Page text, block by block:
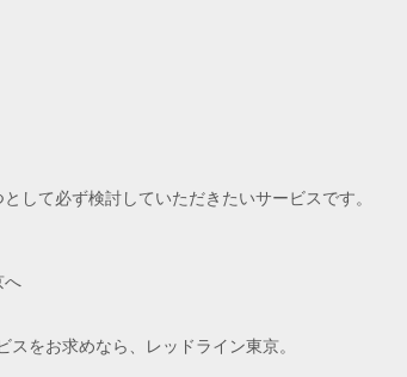
して必ず検討していただきたいサービスです。
へ
をお求めなら、レッドライン東京。